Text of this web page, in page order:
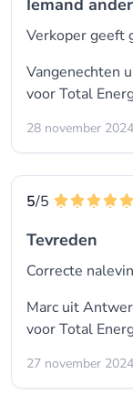
Iemand
Verkoper geeft
Vangenechten
voorTotal
28 november 2024
5/5
Tevreden
Correcte
Marc uit
voorTotal
27 november 2024